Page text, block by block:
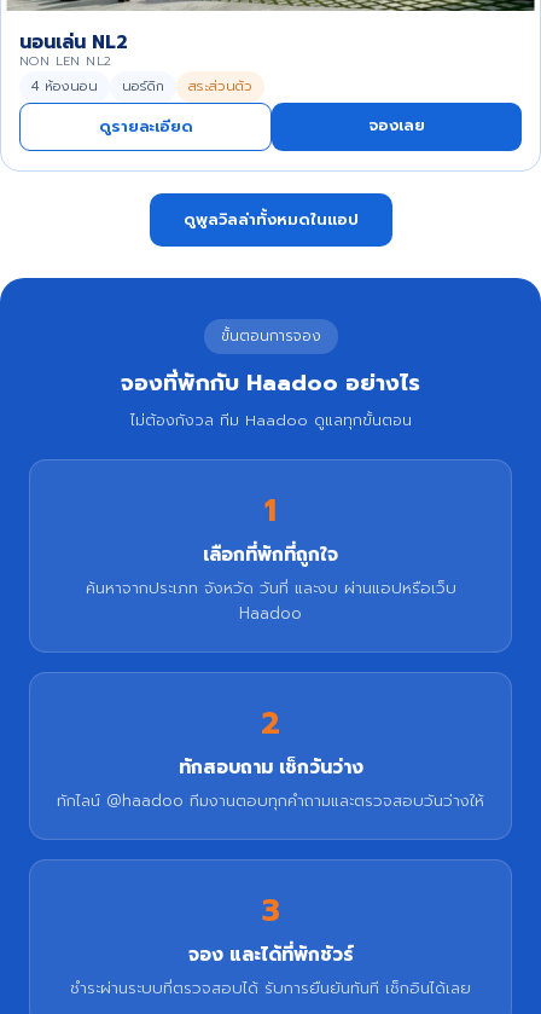
นอนเล่น NL2
NON LEN NL2
4 ห้องนอน นอร์ดิก สระส่วนตัว
ดูรายละเอียด จองเลย
ดูพูลวิลล่าทั้งหมดในแอป
ขั้นตอนการจอง
จองที่พักกับ Haadoo อย่างไร
ไม่ต้องกังวล ทีม Haadoo ดูแลทุกขั้นตอน
1
เลือกที่พักที่ถูกใจ
ค้นหาจากประเภท จังหวัด วันที่ และงบ ผ่านแอปหรือเว็บ
Haadoo
2
ทักสอบถาม เช็กวันว่าง
ทักไลน์ @haadoo ทีมงานตอบทุกคำถามและตรวจสอบวันว่างให้
3
จอง และได้ที่พักชัวร์
ชำระผ่านระบบที่ตรวจสอบได้ รับการยืนยันทันที เช็กอินได้เลย